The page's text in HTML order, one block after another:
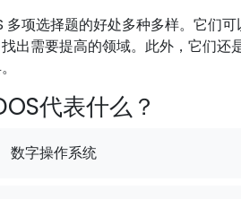
多项选择题的好处多种多样。它们
出需要提高的领域。此外，它们还
代表什么？
数字操作系统